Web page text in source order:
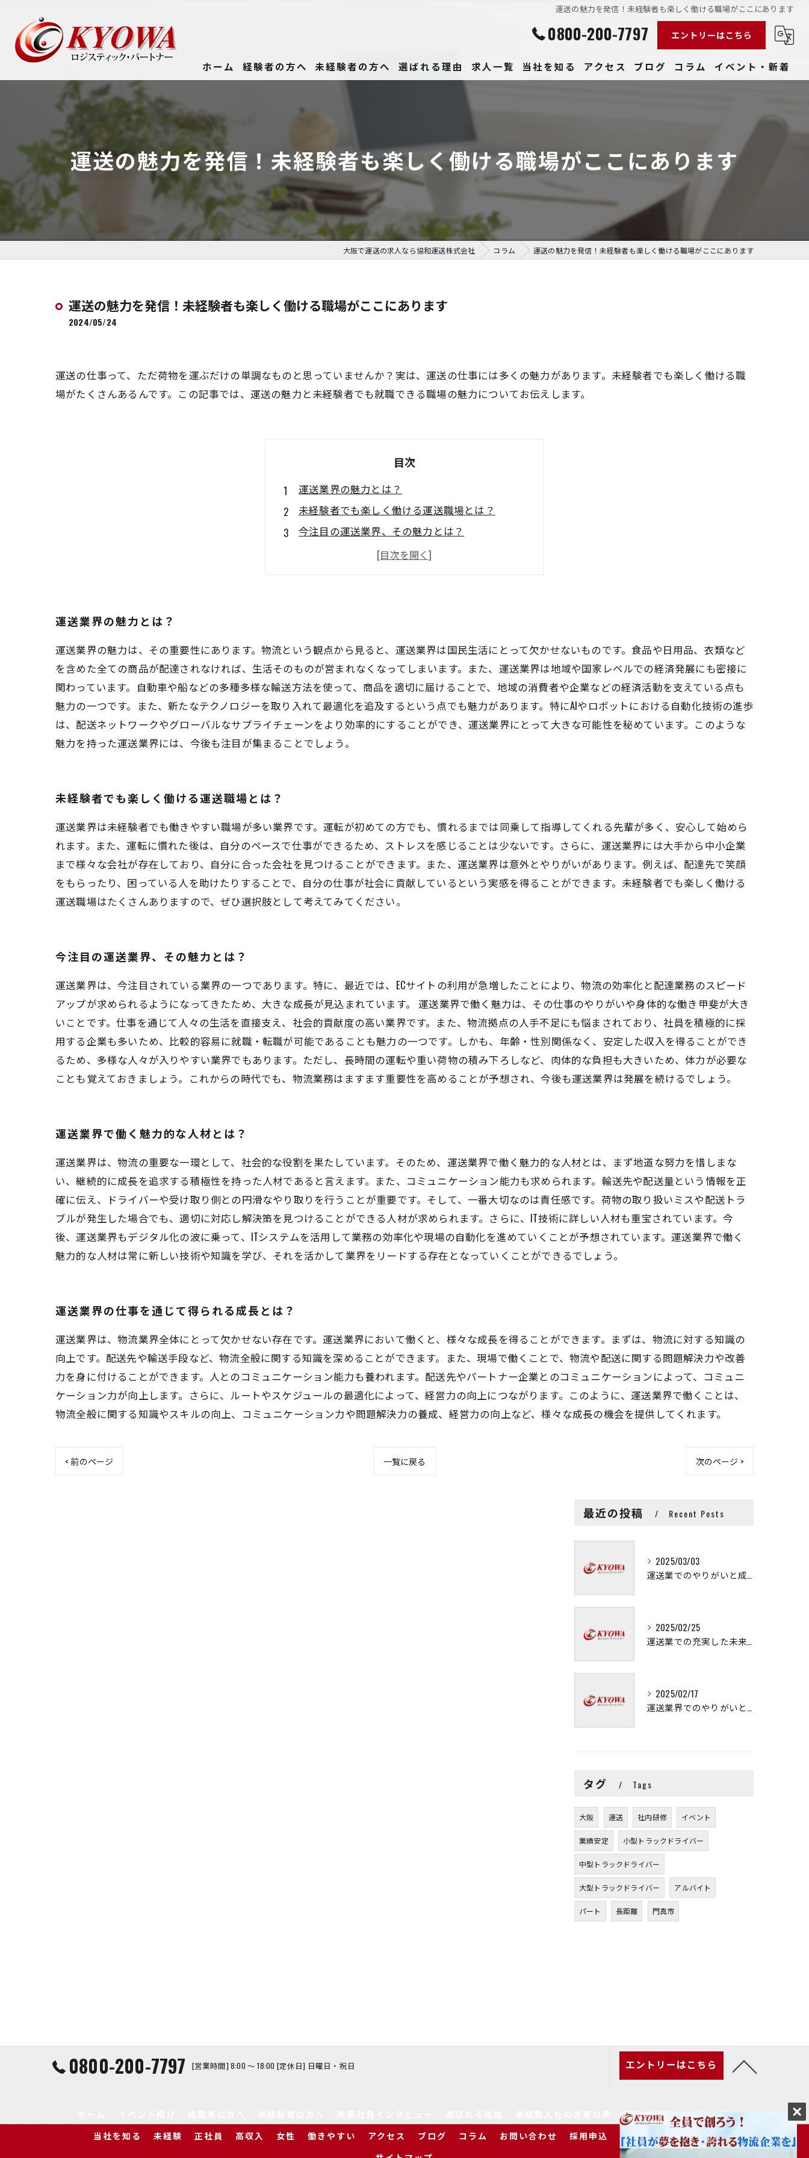
運送の魅力を発信！未経験者も楽しく働ける職場がここにあります
0800-200-7797 エントリーはこちら
ホーム 経験者の方へ 未経験者の方へ 選ばれる理由 求人一覧 当社を知る
高収入
アクセス ブログ コラム イベント・新着
運送の魅力を発信！未経験者も楽しく働ける職場がここにあります
大阪で運送の求人なら協和運送株式会社 コラム 運送の魅力を発信！未経験者も楽しく働ける職場がここにあります
運送の魅力を発信！未経験者も楽しく働ける職場がここにあります
2024/05/24
運送の仕事って、ただ荷物を運ぶだけの単調なものと思っていませんか？実は、運送の仕事には多くの魅力があります。未経験者でも楽しく働ける職
場がたくさんあるんです。この記事では、運送の魅力と未経験者でも就職できる職場の魅力についてお伝えします。
目次
運送業界の魅力とは？
未経験者でも楽しく働ける運送職場とは？
今注目の運送業界、その魅力とは？
運送業界で働く魅力的な人材とは？
運送業界の魅力とは？
運送業界の魅力は、その重要性にあります。物流という観点から見ると、運送業界は国民生活にとって欠かせないものです。食品や日用品、衣類など
を含めた全ての商品が配達されなければ、生活そのものが営まれなくなってしまいます。また、運送業界は地域や国家レベルでの経済発展にも密接に
関わっています。自動車や船などの多種多様な輸送方法を使って、商品を適切に届けることで、地域の消費者や企業などの経済活動を支えている点も
魅力の一つです。また、新たなテクノロジーを取り入れて最適化を追及するという点でも魅力があります。特にAIやロボットにおける自動化技術の進歩
は、配送ネットワークやグローバルなサプライチェーンをより効率的にすることができ、運送業界にとって大きな可能性を秘めています。このような
魅力を持った運送業界には、今後も注目が集まることでしょう。
未経験者でも楽しく働ける運送職場とは？
運送業界は未経験者でも働きやすい職場が多い業界です。運転が初めての方でも、慣れるまでは同乗して指導してくれる先輩が多く、安心して始めら
れます。また、運転に慣れた後は、自分のペースで仕事ができるため、ストレスを感じることは少ないです。さらに、運送業界には大手から中小企業
まで様々な会社が存在しており、自分に合った会社を見つけることができます。また、運送業界は意外とやりがいがあります。例えば、配達先で笑顔
をもらったり、困っている人を助けたりすることで、自分の仕事が社会に貢献しているという実感を得ることができます。未経験者でも楽しく働ける
運送職場はたくさんありますので、ぜひ選択肢として考えてみてください。
今注目の運送業界、その魅力とは？
運送業界は、今注目されている業界の一つであります。特に、最近では、ECサイトの利用が急増したことにより、物流の効率化と配達業務のスピード
アップが求められるようになってきたため、大きな成長が見込まれています。 運送業界で働く魅力は、その仕事のやりがいや身体的な働き甲斐が大き
いことです。仕事を通じて人々の生活を直接支え、社会的貢献度の高い業界です。また、物流拠点の人手不足にも悩まされており、社員を積極的に採
用する企業も多いため、比較的容易に就職・転職が可能であることも魅力の一つです。しかも、年齢・性別関係なく、安定した収入を得ることができ
るため、多様な人々が入りやすい業界でもあります。ただし、長時間の運転や重い荷物の積み下ろしなど、肉体的な負担も大きいため、体力が必要な
ことも覚えておきましょう。これからの時代でも、物流業務はますます重要性を高めることが予想され、今後も運送業界は発展を続けるでしょう。
運送業界で働く魅力的な人材とは？
運送業界は、物流の重要な一環として、社会的な役割を果たしています。そのため、運送業界で働く魅力的な人材とは、まず地道な努力を惜しまな
い、継続的に成長を追求する積極性を持った人材であると言えます。また、コミュニケーション能力も求められます。輸送先や配送量という情報を正
確に伝え、ドライバーや受け取り側との円滑なやり取りを行うことが重要です。そして、一番大切なのは責任感です。荷物の取り扱いミスや配送トラ
ブルが発生した場合でも、適切に対応し解決策を見つけることができる人材が求められます。さらに、IT技術に詳しい人材も重宝されています。今
後、運送業界もデジタル化の波に乗って、ITシステムを活用して業務の効率化や現場の自動化を進めていくことが予想されています。運送業界で働く
魅力的な人材は常に新しい技術や知識を学び、それを活かして業界をリードする存在となっていくことができるでしょう。
運送業界の仕事を通じて得られる成長とは？
運送業界は、物流業界全体にとって欠かせない存在です。運送業界において働くと、様々な成長を得ることができます。まずは、物流に対する知識の
向上です。配送先や輸送手段など、物流全般に関する知識を深めることができます。また、現場で働くことで、物流や配送に関する問題解決力や改善
力を身に付けることができます。人とのコミュニケーション能力も養われます。配送先やパートナー企業とのコミュニケーションによって、コミュニ
ケーション力が向上します。さらに、ルートやスケジュールの最適化によって、経営力の向上につながります。このように、運送業界で働くことは、
物流全般に関する知識やスキルの向上、コミュニケーション力や問題解決力の養成、経営力の向上など、様々な成長の機会を提供してくれます。
< 前のページ 一覧に戻る 次のページ >
最近の投稿 Recent Posts
2025/03/03
運送業でのやりがいと成長の秘訣
2025/02/25
運送業での充実した未来を拓く方法
2025/02/17
運送業界でのやりがいと可能性
タグ Tags
大阪 運送 社内研修 イベント
業績安定 小型トラックドライバー
中型トラックドライバー
大型トラックドライバー アルバイト
パート 長距離 門真市
0800-200-7797 [営業時間] 8:00 ～ 18:00 [定休日] 日曜日・祝日 エントリーはこちら
家族の皆様へ
求人一覧
当社を知る
未経験 正社員 高収入 女性 働きやすい アクセス ブログ コラム お問い合わせ 採用申込
プライバシーポリシー